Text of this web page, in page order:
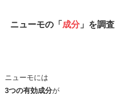
ニューモの「 成分」を調査
ニューモには
3つの有効成分が